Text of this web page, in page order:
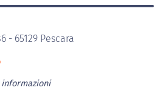
- 65129 Pescara